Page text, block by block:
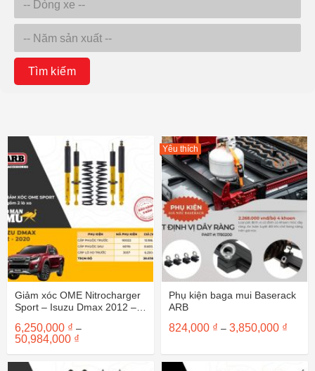
Tìm kiếm
Giảm xóc OME Nitrocharger
Sport – Isuzu Dmax 2012 –
6,250,000 ₫ –
50,984,000 ₫
từ
Yêu thích
Phụ kiện baga mui Baserack
ARB
824,000 ₫ – 3,850,000 ₫